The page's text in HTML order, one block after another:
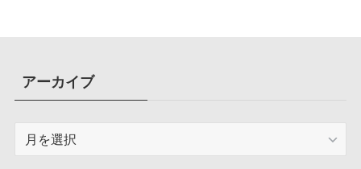
アーカイブ